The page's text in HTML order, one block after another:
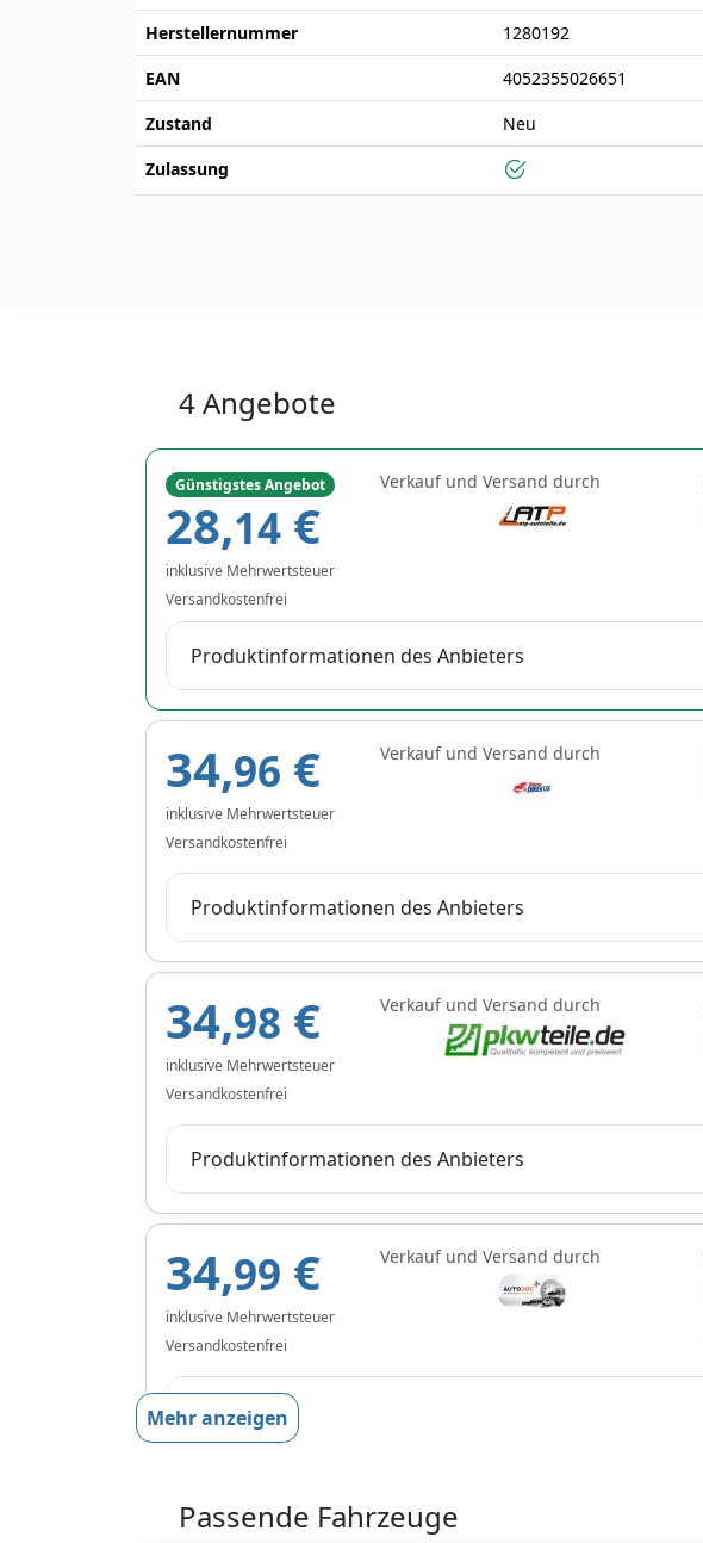
Herstellernummer
1280192
EAN
4052355026651
Zustand
Neu
Zulassung
4 Angebote
Günstigstes Angebot
28,14 €
inklusive Mehrwertsteuer
Versandkostenfrei
Verkauf und Versand durch
Produktinformationen des Anbieters
34,96 €
inklusive Mehrwertsteuer
Versandkostenfrei
Verkauf und Versand durch
Produktinformationen des Anbieters
34,98 €
inklusive Mehrwertsteuer
Versandkostenfrei
Verkauf und Versand durch
Produktinformationen des Anbieters
34,99 €
inklusive Mehrwertsteuer
Versandkostenfrei
Verkauf und Versand durch
Produktinformationen des Anbieters
Mehr anzeigen
Passende Fahrzeuge